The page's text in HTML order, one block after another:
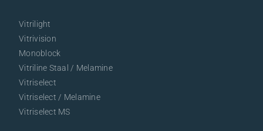
Vitrilight
Vitrivision
Monoblock
Vitriline Staal / Melamine
Vitriselect
Vitriselect / Melamine
Vitriselect MS